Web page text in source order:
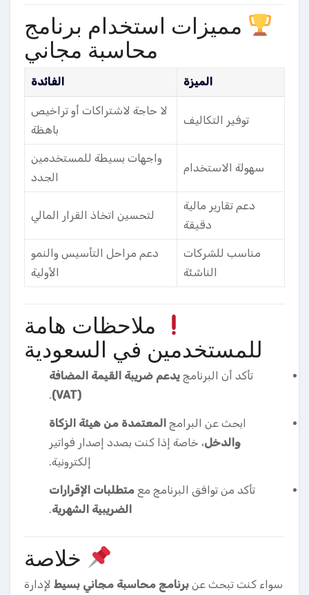
مميزات استخدام برنامج
محاسبة مجاني
الميزة الفائدة
توفير التكاليف
لا حاجة لاشتراكات أو تراخيص
باهظة
سهولة الاستخدام
واجهات بسيطة للمستخدمين
الجدد
دعم تقارير مالية
دقيقة
لتحسين اتخاذ القرار المالي
مناسب للشركات
الناشئة
دعم مراحل التأسيس والنمو
الأولية
ملاحظات هامة
للمستخدمين في السعودية
تأكد أن البرنامج يدعم ضريبة القيمة المضافة
(VAT)
.
ابحث عن البرامج المعتمدة من هيئة الزكاة
والدخل، خاصة إذا كنت بصدد إصدار فواتير
إلكترونية.
تأكد من توافق البرنامج مع متطلبات الإقرارات
الضريبية الشهرية.
خلاصة
سواء كنت تبحث عن برنامج محاسبة مجاني بسيط لإدارة